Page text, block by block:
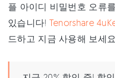
플 아이디 비밀번호 오류
있습니다! Tenorshare
드하고 지금 사용해 보세